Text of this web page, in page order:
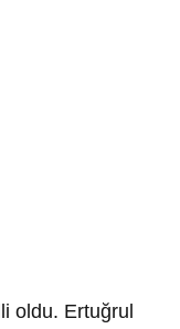
oldu. Ertuğrul